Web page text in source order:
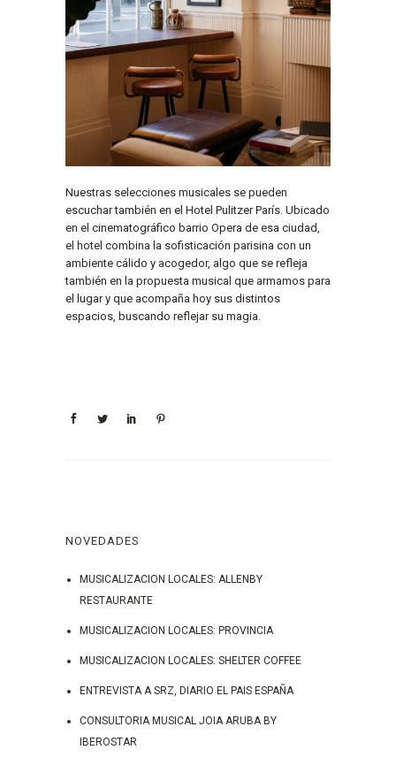
Nuestras selecciones musicales se pueden
escuchar también en el Hotel Pulitzer París. Ubicado
en el cinematográfico barrio Opera de esa ciudad,
el hotel combina la sofisticación parisina con un
ambiente cálido y acogedor, algo que se refleja
también en la propuesta musical que armamos para
el lugar y que acompaña hoy sus distintos
espacios, buscando reflejar su magia.
NOVEDADES
MUSICALIZACION LOCALES: ALLENBY
RESTAURANTE
MUSICALIZACION LOCALES: PROVINCIA
MUSICALIZACION LOCALES: SHELTER COFFEE
ENTREVISTA A SRZ, DIARIO EL PAIS ESPAÑA
CONSULTORIA MUSICAL JOIA ARUBA BY
IBEROSTAR